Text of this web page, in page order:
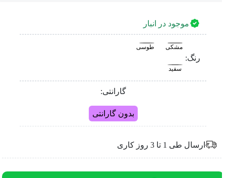
موجود در انبار
رنگ:
مشکی طوسی
سفید
گارانتی:
بدون گارانتی
ارسال طی 1 تا 3 روز کاری